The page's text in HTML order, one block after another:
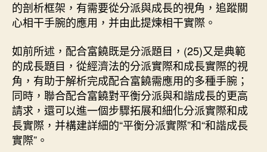
的剖析框架，有需要從分派與成長的視角，追蹤關
心相干手腕的應用，并由此提煉相干實際。
如前所述，配合富饒既是分派題目，(25)又是典範
的成長題目，從經濟法的分派實際和成長實際的視
角，有助于解析完成配合富饒需應用的多種手腕；
同時，聯合配合富饒對平衡分派與和諧成長的更高
請求，還可以進一個步驟拓展和細化分派實際和成
長實際，并構建詳細的“平衡分派實際”和“和諧成長
實際”。